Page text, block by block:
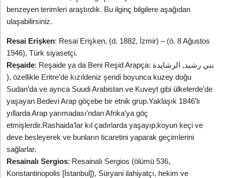
benzeyen terimleri araştırdık. Bu ilginç bilgilere aşağıdan
ulaşabilirsiniz.
Resai Erişken: Resai Erişken, (d. 1882, İzmir) – (ö. 8 Ağustos
1946), Türk siyasetçi.
Reşaide: Reşaide ya da Beni Reşid Arapça: بني رشيد, الرشايدة‎
), özellikle Eritre’de kızıldeniz şeridi boyunca kuzey doğu
Sudan’da ve ayrıca Suudi Arabistan ve Kuveyt gibi ülkelerde’de
yaşayan Bedevi Arap göçebe bir etnik grup.Yaklaşık 1846’lı
yıllarda Arap yarımadası’ndan Afrika’ya göç
etmişlerdir.Rashaida’lar kıl çadırlarda yaşayıp,koyun keçi ve
deve besleyerek ve bunların ticaretini yaparak geçimlerini
sağlarlar.
Resainalı Sergios: Resainalı Sergios (ölümü 536,
Konstantinopolis [İstanbul]), Süryani ilahiyatçı, hekim ve